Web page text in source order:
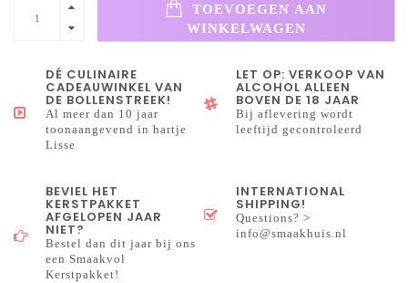
TOEVOEGEN AAN
WINKELWAGEN
DÉ CULINAIRE
CADEAUWINKEL VAN
DE BOLLENSTREEK!
Al meer dan 10 jaar
toonaangevend in hartje
Lisse
LET OP: VERKOOP VAN
ALCOHOL ALLEEN
BOVEN DE 18 JAAR
Bij aflevering wordt
leeftijd gecontroleerd
BEVIEL HET
KERSTPAKKET
AFGELOPEN JAAR
NIET?
Bestel dan dit jaar bij ons
een Smaakvol
Kerstpakket!
INTERNATIONAL
SHIPPING!
Questions? >
info@smaakhuis.nl